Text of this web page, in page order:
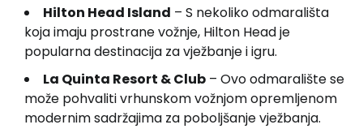
Hilton Head Island – S nekoliko odmarališta
koja imaju prostrane vožnje, Hilton Head je
popularna destinacija za vježbanje i igru.
La Quinta Resort & Club – Ovo odmaralište se
može pohvaliti vrhunskom vožnjom opremljenom
modernim sadržajima za poboljšanje vježbanja.